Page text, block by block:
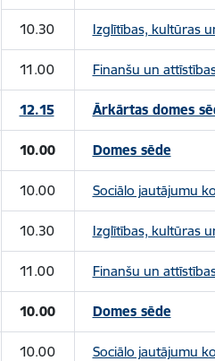
10.30 Izglītības, kultūras
11.00 Finanšu un
12.15 Ārkārtas domes
10.00 Domes sēde
10.00 Sociālo jautājumu
10.30 Izglītības, kultūras
11.00 Finanšu un
10.00 Domes sēde
10.00 Sociālo jautājumu